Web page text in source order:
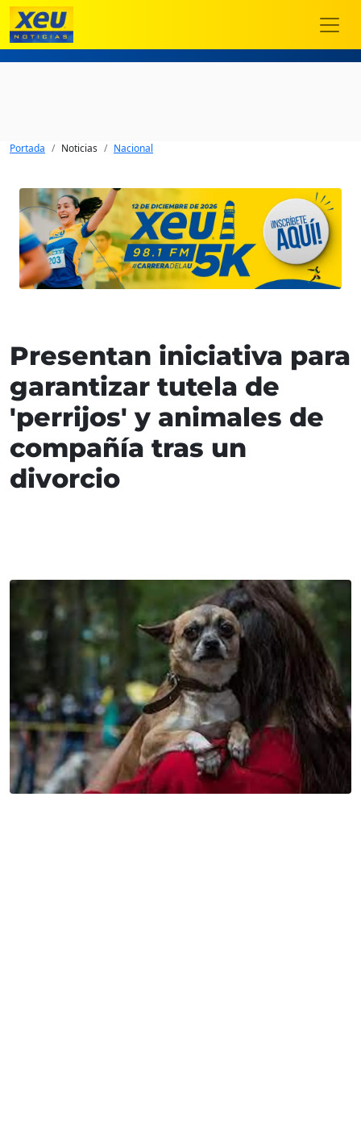
Portada Noticias Nacional
Presentan iniciativa para
garantizar tutela de
'perrijos' y animales de
compañía tras un
divorcio